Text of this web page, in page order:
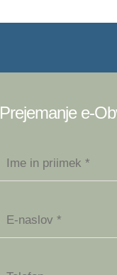
Prejemanje e-